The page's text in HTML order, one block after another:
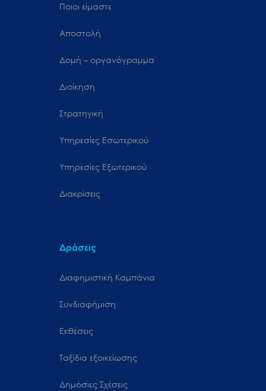
Ποιοι είμαστε
Αποστολή
Δομή – οργανόγραμμα
Διοίκηση
Στρατηγική
Υπηρεσίες Εσωτερικού
Υπηρεσίες Εξωτερικού
Διακρίσεις
Δράσεις
Διαφημιστική Καμπάνια
Συνδιαφήμιση
Εκθέσεις
Ταξίδια εξοικείωσης
Δημόσιες Σχέσεις